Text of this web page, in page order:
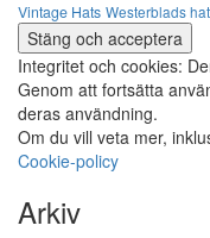
Vintage Hats Westerblads
Integritet och cookies:
Genom att fortsätta
deras användning.
Om du vill veta mer,
Cookie-policy
Arkiv